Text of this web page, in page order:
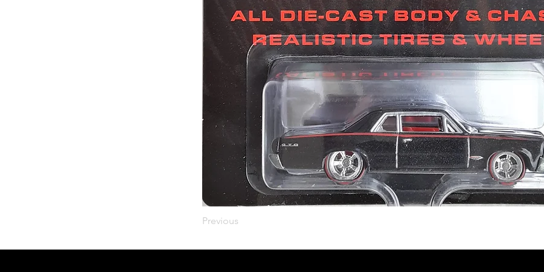
Previous